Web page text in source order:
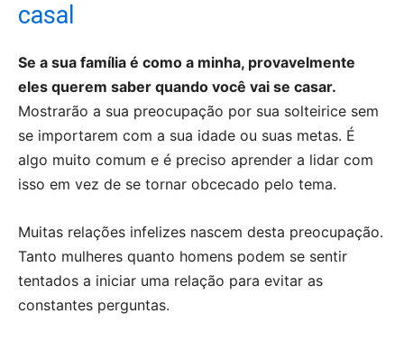
casal
Se a sua família é como a minha, provavelmente
eles querem saber quando você vai se casar.
Mostrarão a sua preocupação por sua solteirice sem
se importarem com a sua idade ou suas metas. É
algo muito comum e é preciso aprender a lidar com
isso em vez de se tornar obcecado pelo tema.
Muitas relações infelizes nascem desta preocupação.
Tanto mulheres quanto homens podem se sentir
tentados a iniciar uma relação para evitar as
constantes perguntas.